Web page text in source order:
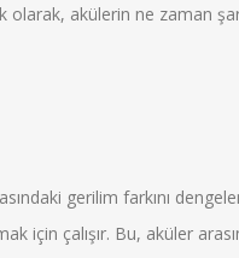
olarak, akülerin ne zaman
gerilim farkını
için çalışır. Bu, aküler